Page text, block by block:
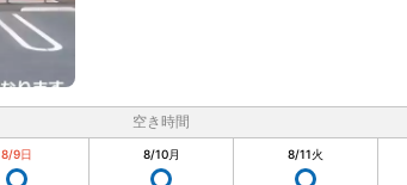
空き時間
8/9日 8/10月 8/11火